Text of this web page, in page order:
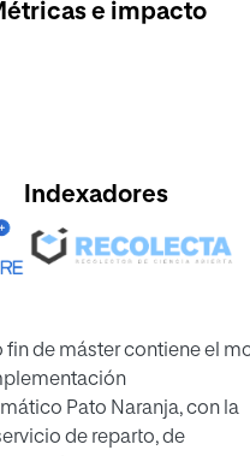
e impacto
Indexadores
fin de máster contiene el
Pato Naranja, con la
de reparto, de